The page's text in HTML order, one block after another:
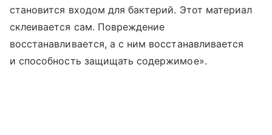
становится входом для бактерий. Этот материал
склеивается сам. Повреждение
восстанавливается, а с ним восстанавливается
и способность защищать содержимое».